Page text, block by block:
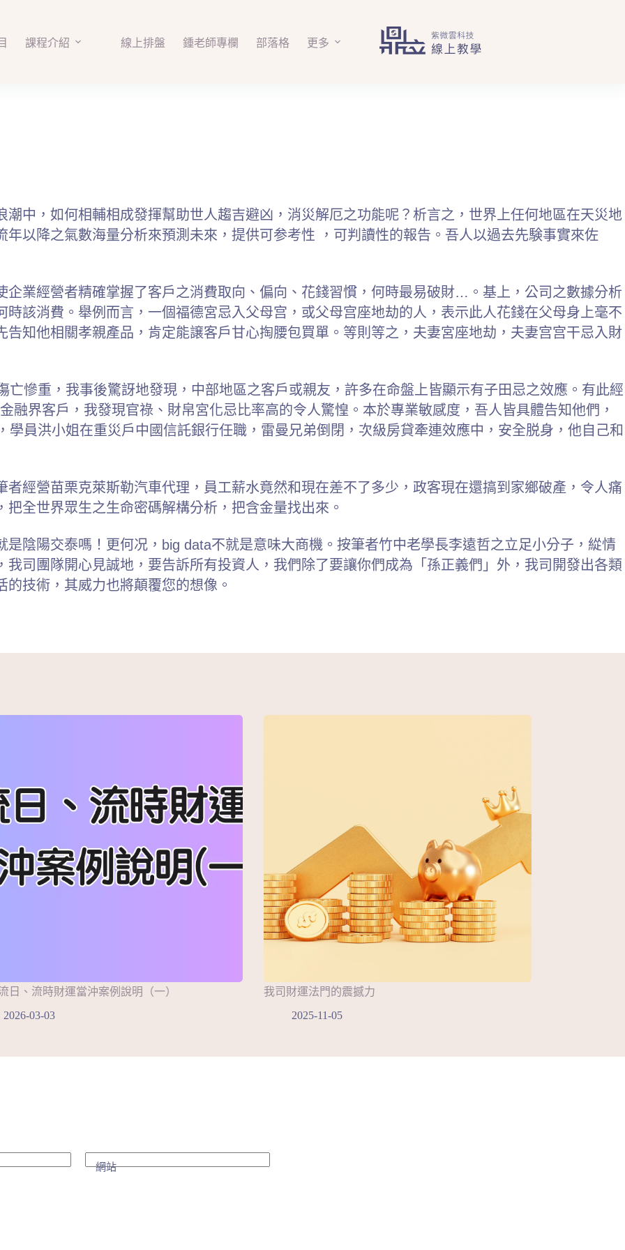
課程介紹 線上排盤 鍾老師專欄 部落格 更多
中，如何相輔相成發揮幫助世人趨吉避凶，消災解厄之功能呢？析言之，世界上任何地區在天災地
以降之氣數海量分析來預測未來，提供可参考性 ，可判讀性的報告。吾人以過去先験事實來佐
業經營者精確掌握了客戶之消費取向、偏向、花錢習慣，何時最易破財…。基上，公司之數據分析
該消費。舉例而言，一個福德宮忌入父母宫，或父母宫座地劫的人，表示此人花錢在父母身上毫不
知他相關孝親產品，肯定能譲客戶甘心掏腰包買單。等則等之，夫妻宮座地劫，夫妻宫宫干忌入財
慘重，我事後驚訝地發現，中部地區之客戶或親友，許多在命盤上皆顯示有子田忌之效應。有此經
融界客戶，我發現官祿、財帛宮化忌比率高的令人驚惶。本於專業敏感度，吾人皆具體告知他們，
員洪小姐在重災戶中國信託銀行任職，雷曼兄弟倒閉，次級房貸牽連效應中，安全脱身，他自己和
經營苗栗克萊斯勒汽車代理，員工薪水竟然和現在差不了多少，政客現在還搞到家鄉破產，令人痛
全世界眾生之生命密碼解構分析，把含金量找出來。
陰陽交泰嗎！更何况，big data不就是意味大商機。按筆者竹中老學長李遠哲之立足小分子，緃情
司團隊開心見誠地，要告訴所有投資人，我們除了要讓你們成為「孫正義們」外，我司開發出各類
技術，其威力也將顛覆您的想像。
日、流時財運當沖案例說明（一）
2026-03-03
我司財運法門的震撼力
2025-11-05
網站